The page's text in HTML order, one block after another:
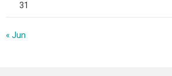
31
« Jun